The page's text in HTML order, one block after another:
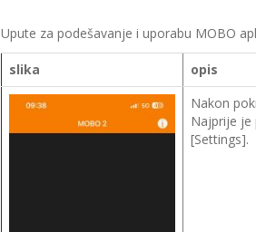
Upute za podešavanje i uporabu MOBO
slika
opis
Nakon
Najprije je
[Settings].